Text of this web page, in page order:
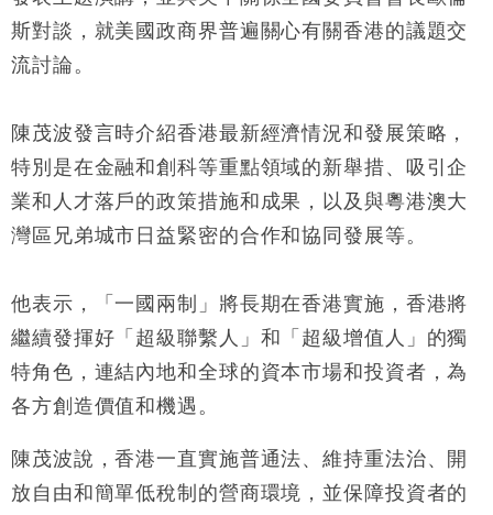
15:47
財經｜恒隆10月換帥 玩具「反」斗城亞洲CEO蔡德
13:44
差達1125億美元
12:44
財經｜日本春季三度入市撐日圓 4月單日斥6.28萬億
日圓干預創新高
15:59
財經｜SA售股自救後再出手 斥4億美元押注未上市公
司
斯對談，就美國政商界普遍關心有關香港的議題交
流討論。
陳茂波發言時介紹香港最新經濟情況和發展策略，
特別是在金融和創科等重點領域的新舉措、吸引企
業和人才落戶的政策措施和成果，以及與粵港澳大
灣區兄弟城市日益緊密的合作和協同發展等。
他表示，「一國兩制」將長期在香港實施，香港將
繼續發揮好「超級聯繫人」和「超級增值人」的獨
特角色，連結內地和全球的資本市場和投資者，為
各方創造價值和機遇。
陳茂波說，香港一直實施普通法、維持重法治、開
放自由和簡單低稅制的營商環境，並保障投資者的